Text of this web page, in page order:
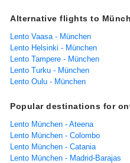
Alternative flights to
Lento Vaasa - München
Lento Helsinki - München
Lento Tampere - München
Lento Turku - München
Lento Oulu - München
Popular destinations for
Lento München - Ateena
Lento München - Colombo
Lento München - Catania
Lento München - Madrid-Barajas